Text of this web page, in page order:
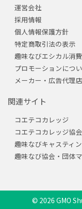
運営会社
採用情報
個人情報保護方針
特定商取引法の表示
趣味なびエシカル消
プロモーションにつ
メーカー・広告代理
関連サイト
コエテコカレッジ
コエテコカレッジ協
趣味なびキャスティ
趣味なび協会・団体
© 2026 GMO